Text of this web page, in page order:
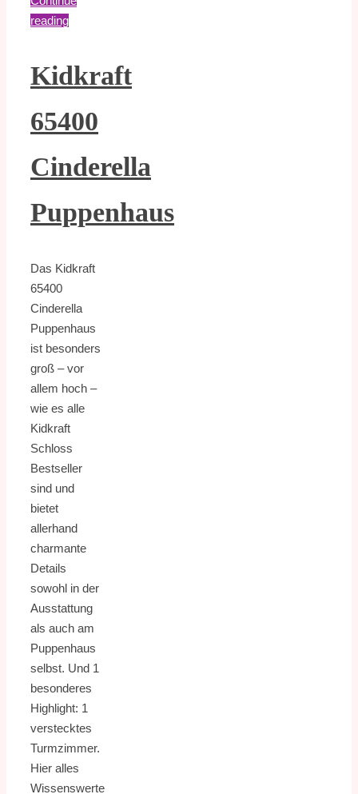
reading
Kidkraft
65400
Cinderella
Puppenhaus
Das Kidkraft
65400
Cinderella
Puppenhaus
ist besonders
groß – vor
allem hoch –
wie es alle
Kidkraft
Schloss
Bestseller
sind und
bietet
allerhand
charmante
Details
sowohl in der
Ausstattung
als auch am
Puppenhaus
selbst. Und 1
besonderes
Highlight: 1
verstecktes
Turmzimmer.
Hier alles
Wissenswerte